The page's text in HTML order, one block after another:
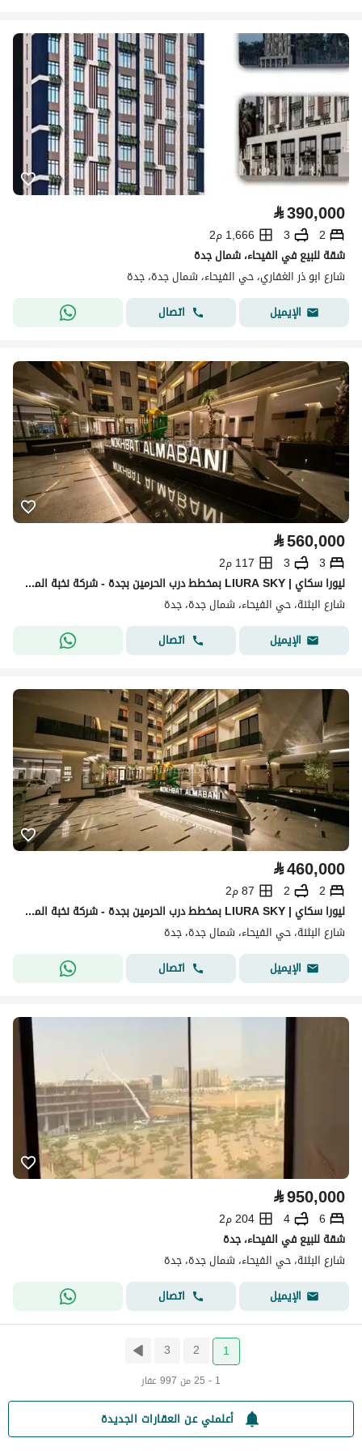
⃁390,000
2
3
1,666 م2
شقة للبيع في الفيحاء، شمال جدة
شارع ابو ذر الغفاري، حي الفيحاء، شمال جدة، جدة
الإيميل
اتصال
⃁560,000
3
3
117 م2
ليورا سكاي | LIURA SKY بمخطط درب الحرمين بجدة - شركة نخبة المباني للتطوير العقاري
شارع البثنة، حي الفيحاء، شمال جدة، جدة
الإيميل
اتصال
⃁460,000
2
2
87 م2
ليورا سكاي | LIURA SKY بمخطط درب الحرمين بجدة - شركة نخبة المباني للتطوير العقاري
شارع البثنة، حي الفيحاء، شمال جدة، جدة
الإيميل
اتصال
⃁950,000
6
4
204 م2
شقة للبيع في الفيحاء، جدة
شارع البثنة، حي الفيحاء، شمال جدة، جدة
الإيميل
اتصال
1
2
3
1 - 25 من 997 عقار
أعلمني عن العقارات الجديدة